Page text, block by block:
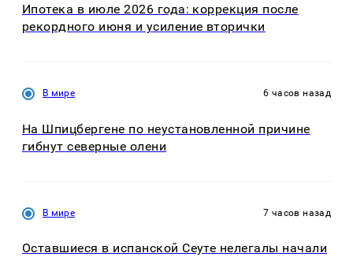
Ипотека в июле 2026 года: коррекция после
рекордного июня и усиление вторички
В мире 6 часов назад
На Шпицбергене по неустановленной причине
гибнут северные олени
В мире 7 часов назад
Оставшиеся в испанской Сеуте нелегалы начали